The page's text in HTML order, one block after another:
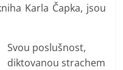
Karla Čapka, jsou
Svou poslušnost,
diktovanou strachem